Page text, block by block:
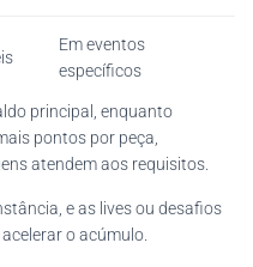
Em eventos
específicos
principal, enquanto
pontos por peça,
atendem aos requisitos.
e as lives ou desafios
o acúmulo.